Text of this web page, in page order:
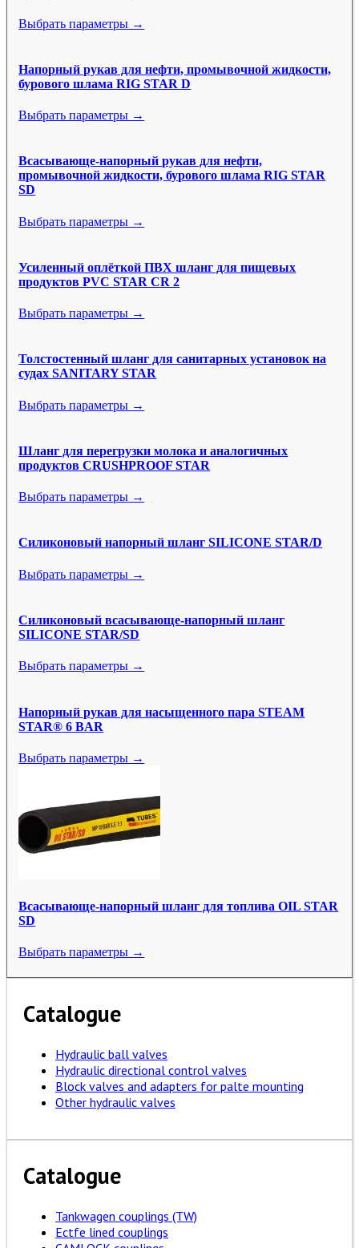
Выбрать параметры →
Напорный рукав для нефти, промывочной жидкости,
бурового шлама RIG STAR D
Выбрать параметры →
Всасывающе-напорный рукав для нефти,
промывочной жидкости, бурового шлама RIG STAR
SD
Выбрать параметры →
Усиленный оплёткой ПВХ шланг для пищевых
продуктов PVC STAR CR 2
Выбрать параметры →
Толстостенный шланг для санитарных установок на
судах SANITARY STAR
Выбрать параметры →
Шланг для перегрузки молока и аналогичных
продуктов CRUSHPROOF STAR
Выбрать параметры →
Силиконовый напорный шланг SILICONE STAR/D
Выбрать параметры →
Силиконовый всасывающе-напорный шланг
SILICONE STAR/SD
Выбрать параметры →
Напорный рукав для насыщенного пара STEAM
STAR® 6 BAR
Выбрать параметры →
Всасывающе-напорный шланг для топлива OIL STAR
SD
Выбрать параметры →
Catalogue
Hydraulic ball valves
Hydraulic directional control valves
Block valves and adapters for palte mounting
Other hydraulic valves
Catalogue
Tankwagen couplings (TW)
Ectfe lined couplings